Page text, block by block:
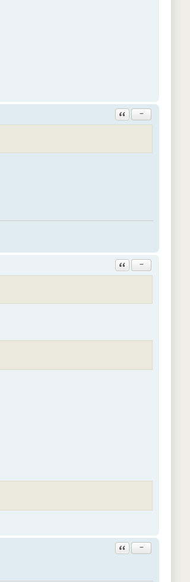
Ответить с цитатой
−
Ответить с цитатой
−
Ответить с цитатой
−